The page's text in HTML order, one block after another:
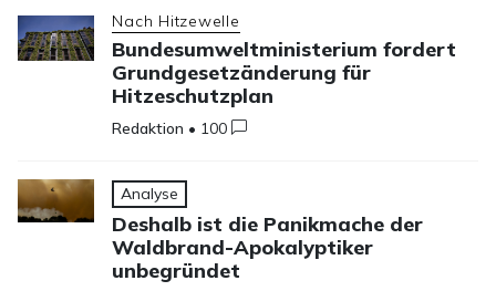
Nach Hitzewelle
Bundesumweltministerium fordert
Grundgesetzänderung für
Hitzeschutzplan
Redaktion • 100
Analyse
Deshalb ist die Panikmache der
Waldbrand-Apokalyptiker
unbegründet